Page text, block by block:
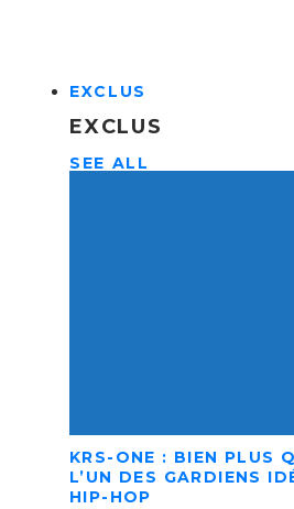
EXCLUS
EXCLUS
SEE ALL
KRS-ONE : BIEN PLUS
L’UN DES GARDIENS
HIP-HOP